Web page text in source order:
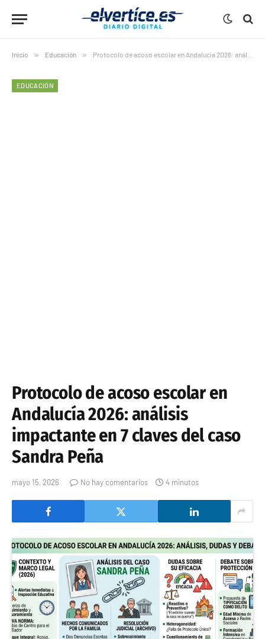
Inicio » Educación » Protocolo de acoso escolar en Andalucía 2026: análisis impactante en 7 claves del caso Sandra Peña
EDUCACIÓN
Protocolo de acoso escolar en
Andalucía 2026: análisis
impactante en 7 claves del caso
Sandra Peña
mayo 15, 2026 No hay comentarios 4 minutos